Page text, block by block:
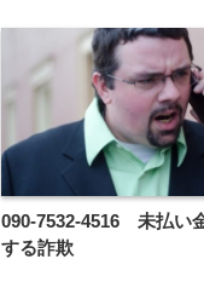
090-7532-4516 未払い
する詐欺